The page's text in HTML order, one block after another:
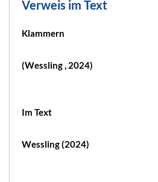
Verweis im Text
Klammern
(Wessling , 2024)
Im Text
Wessling (2024)